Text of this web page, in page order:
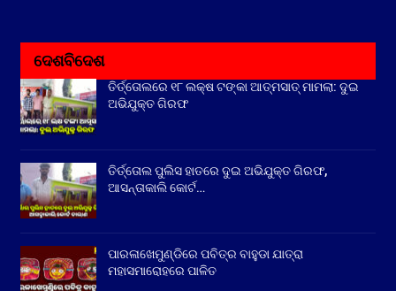
ଦେଶବିଦେଶ
ତିର୍ତ୍ତୋଲରେ ୧୮ ଲକ୍ଷ ଟଙ୍କା ଆତ୍ମସାତ୍ ମାମଲା: ଦୁଇ
ଅଭିଯୁକ୍ତ ଗିରଫ
ତିର୍ତ୍ତୋଲ ପୁଲିସ ହାତରେ ଦୁଇ ଅଭିଯୁକ୍ତ ଗିରଫ,
ଆସନ୍ତାକାଲି କୋର୍ଟ…
ପାରଳାଖେମୁଣ୍ଡିରେ ପବିତ୍ର ବାହୁଡା ଯାତ୍ରା
ମହାସମାରୋହରେ ପାଳିତ